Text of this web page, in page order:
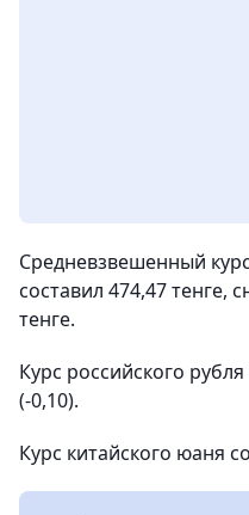
Средневзвешенный
составил 474,47 тенге,
тенге.
Курс российского
(-0,10).
Курс китайского юаня